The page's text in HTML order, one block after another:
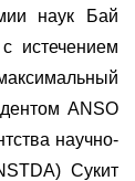
наук Бай
истечением
ANSO
научно-
Сукит